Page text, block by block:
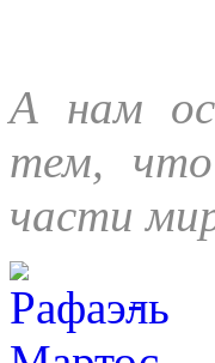
А нам
тем, что
части